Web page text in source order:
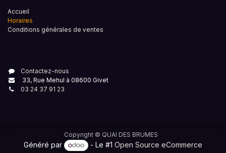
Accueil
Horaires
Conditions générales de ventes
Contactez-nous
33, Rue Mehul à 08600 Givet
03 24 37 91 23
Copyright © QUAI DES BRUMES
Généré par - Le #1Open Source eCommerce